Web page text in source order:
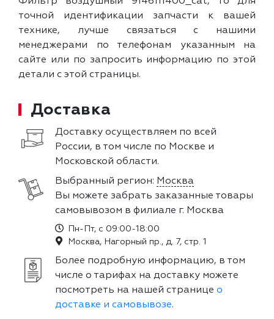
точной идентификации запчасти к вашей
технике, лучше связаться с нашими
менеджерами по телефонам указанным на
сайте или по запросить информацию по этой
детали с этой страницы.
Доставка
Доставку осуществляем по всей
России, в том числе по Москве и
Московской области.
Выбранный регион: Москва
Вы можете забрать заказанные товары
самовывозом в филиале г. Москва
Пн-Пт, с 09:00-18:00
Москва, Нагорный пр., д. 7, стр. 1
Более подробную информацию, в том
числе о тарифах на доставку можете
посмотреть на нашей странице о
доставке и самовывозе.